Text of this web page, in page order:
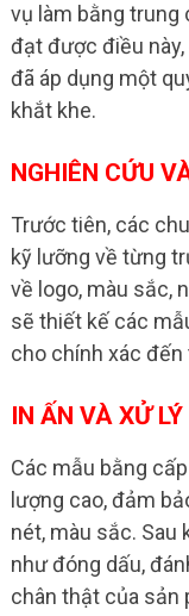
vụ làm bằng trung
đạt được điều
đã áp dụng một
khắt khe.
NGHIÊN CỨU
Trước tiên, các
kỹ lưỡng về từng
về logo, màu sắc,
sẽ thiết kế các
cho chính xác
IN ẤN VÀ XỬ LÝ
Các mẫu bằng
lượng cao, đảm
nét, màu sắc. Sau
như đóng dấu,
chân thật của sản